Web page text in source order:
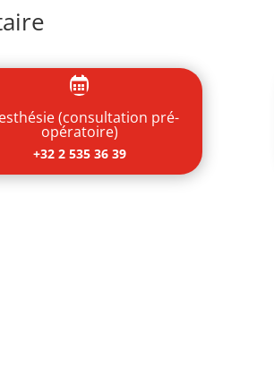

(consultation pré-
opératoire)
+32 2 535 36 39